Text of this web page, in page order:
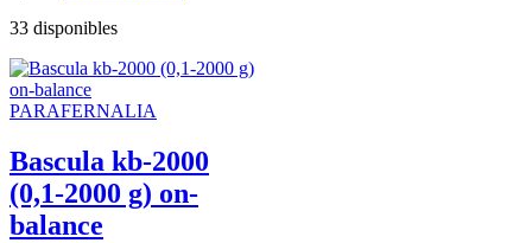
33 disponibles
PARAFERNALIA
Bascula kb-2000
(0,1-2000 g) on-
balance